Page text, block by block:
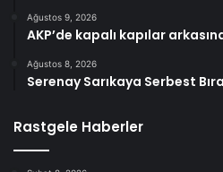
Ağustos 9, 2026
AKP’de kapalı kapılar
Ağustos 8, 2026
Serenay Sarıkaya Serbest
Rastgele Haberler